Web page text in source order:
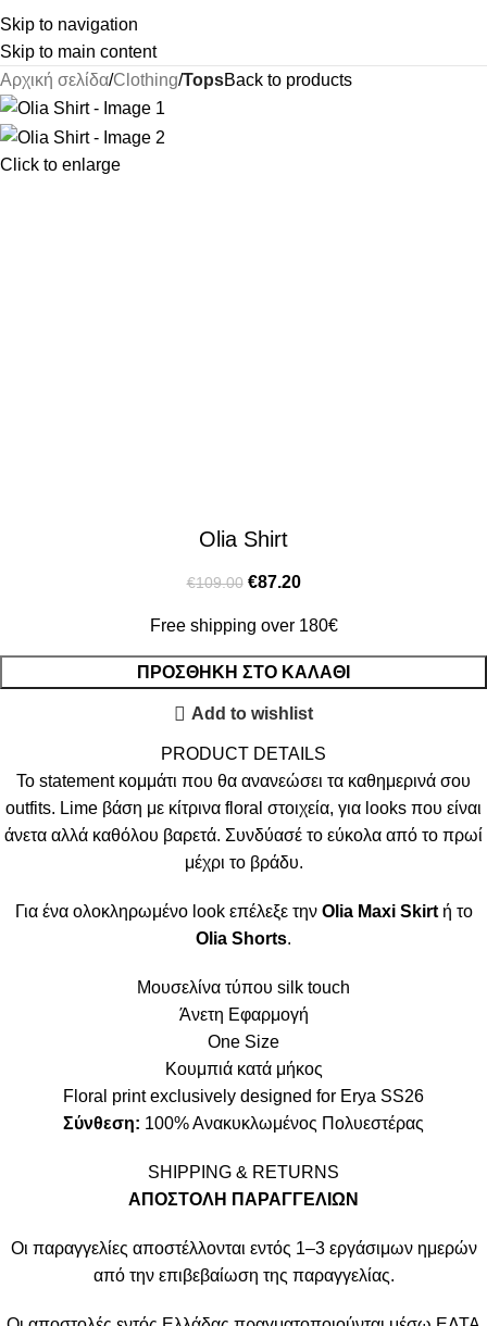
Skip to navigation
Skip to main content
Αρχική σελίδα Clothing TopsBack to products
Click to enlarge
Olia Shirt
€109.00 €87.20
Free shipping over 180€
ΠΡΟΣΘΉΚΗ ΣΤΟ ΚΑΛΆΘΙ
Add to wishlist
PRODUCT DETAILS
Το statement κομμάτι που θα ανανεώσει τα καθημερινά σου
outfits. Lime βάση με κίτρινα floral στοιχεία, για looks που είναι
άνετα αλλά καθόλου βαρετά. Συνδύασέ το εύκολα από το πρωί
μέχρι το βράδυ.
Για ένα ολοκληρωμένο look επέλεξε την Olia Maxi Skirtή το
Olia Shorts.
Μουσελίνα τύπου silk touch
Άνετη Εφαρμογή
One Size
Κουμπιά κατά μήκος
Floral print exclusively designed for Erya SS26
Σύνθεση: 100% Ανακυκλωμένος Πολυεστέρας
SHIPPING & RETURNS
ΑΠΟΣΤΟΛΗ ΠΑΡΑΓΓΕΛΙΩΝ
Οι παραγγελίες αποστέλλονται εντός 1–3 εργάσιμων ημερών
από την επιβεβαίωση της παραγγελίας.